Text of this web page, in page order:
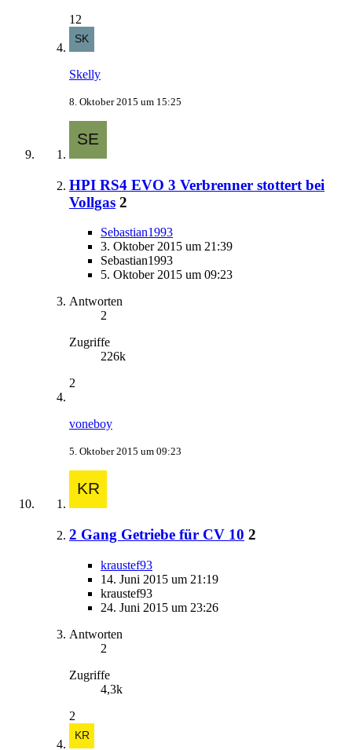
12
Skelly
8. Oktober 2015 um 15:25
HPI RS4 EVO 3 Verbrenner stottert bei
Vollgas 2
Sebastian1993
3. Oktober 2015 um 21:39
Sebastian1993
5. Oktober 2015 um 09:23
Antworten
2
Zugriffe
226k
2
voneboy
5. Oktober 2015 um 09:23
2 Gang Getriebe für CV 10 2
kraustef93
14. Juni 2015 um 21:19
kraustef93
24. Juni 2015 um 23:26
Antworten
2
Zugriffe
4,3k
2